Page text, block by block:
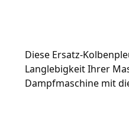
Diese Ersatz-
Langlebigkeit Ihrer
Dampfmaschine mit